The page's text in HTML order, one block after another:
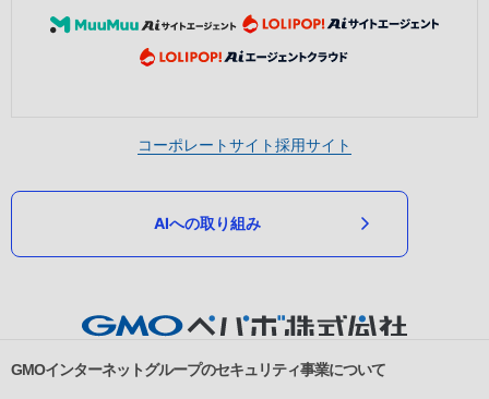
コーポレートサイト採用サイト
AIへの取り組み
GMOインターネットグループのセキュリティ事業について